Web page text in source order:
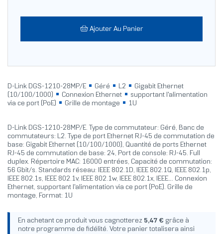
Ajouter Au Panier
D-Link DGS-1210-28MP/E Géré L2
Gigabit Ethernet
(10/100/1000)
Connexion Ethernet
supportant l'alimentation
via ce port (PoE)
Grille de montage 1U
D-Link DGS-1210-28MP/E. Type de commutateur: Géré, Banc de
commutateurs: L2. Type de port Ethernet RJ-45 de commutation de
base: Gigabit Ethernet (10/100/1000), Quantité de ports Ethernet
RJ-45 de commutation de base: 24, Port de console: RJ-45. Full
duplex. Répertoire MAC: 16000 entrées, Capacité de commutation:
56 Gbit/s. Standards réseau: IEEE 802.1D, IEEE 802.1Q, IEEE 802.1p,
IEEE 802.1s, IEEE 802.1v, IEEE 802.1w, IEEE 802.1x, IEEE.... Connexion
Ethernet, supportant l'alimentation via ce port (PoE). Grille de
montage, Format: 1U
En achetant ce produit vous cagnotterez 5,47 € grâce à
notre programme de fidélité. Votre panier totalisera ainsi